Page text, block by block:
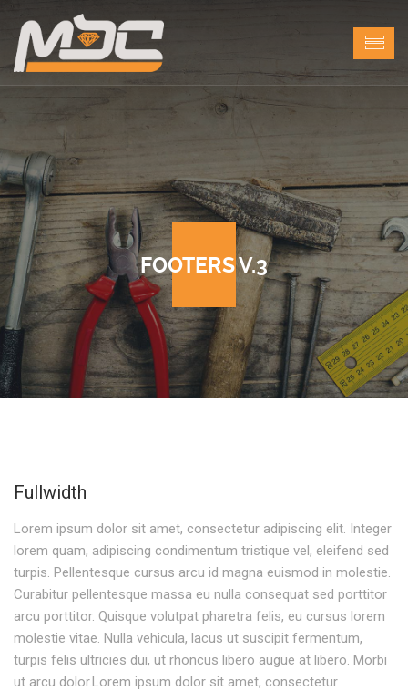
FOOTERS V.3
Fullwidth
Lorem ipsum dolor sit amet, consectetur adipiscing elit. Integer
lorem quam, adipiscing condimentum tristique vel, eleifend sed
turpis. Pellentesque cursus arcu id magna euismod in molestie.
Curabitur pellentesque massa eu nulla consequat sed porttitor
arcu porttitor. Quisque volutpat pharetra felis, eu cursus lorem
molestie vitae. Nulla vehicula, lacus ut suscipit fermentum,
turpis felis ultricies dui, ut rhoncus libero augue at libero. Morbi
ut arcu dolor.Lorem ipsum dolor sit amet, consectetur